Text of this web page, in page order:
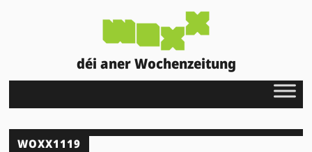
déi aner Wochenzeitung
WOXX1119